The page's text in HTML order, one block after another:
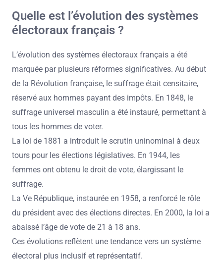
Quelle est l’évolution des systèmes
électoraux français ?
L’évolution des systèmes électoraux français a été
marquée par plusieurs réformes significatives. Au début
de la Révolution française, le suffrage était censitaire,
réservé aux hommes payant des impôts. En 1848, le
suffrage universel masculin a été instauré, permettant à
tous les hommes de voter.
La loi de 1881 a introduit le scrutin uninominal à deux
tours pour les élections législatives. En 1944, les
femmes ont obtenu le droit de vote, élargissant le
suffrage.
La Ve République, instaurée en 1958, a renforcé le rôle
du président avec des élections directes. En 2000, la loi a
abaissé l’âge de vote de 21 à 18 ans.
Ces évolutions reflètent une tendance vers un système
électoral plus inclusif et représentatif.